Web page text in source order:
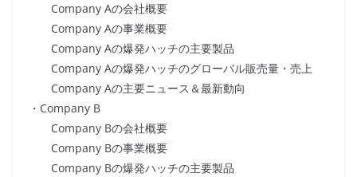
Company Aの会社概要
Company Aの事業概要
Company Aの爆発ハッチの主要製品
Company Aの爆発ハッチのグローバル販売量・売上
Company Aの主要ニュース＆最新動向
・Company B
Company Bの会社概要
Company Bの事業概要
Company Bの爆発ハッチの主要製品